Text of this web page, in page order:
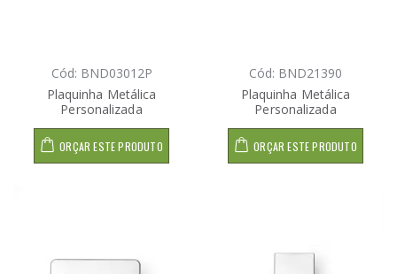
Cód: BND03012P
Plaquinha Metálica
Personalizada
ORÇAR ESTE PRODUTO
Cód: BND21390
Plaquinha Metálica
Personalizada
ORÇAR ESTE PRODUTO